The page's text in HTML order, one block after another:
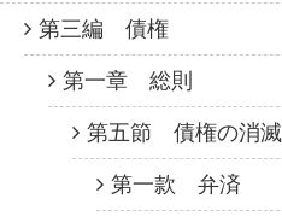
第三編 債権
第一章 総則
第五節 債権の消滅
第一款 弁済